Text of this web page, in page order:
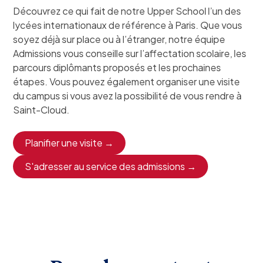
Découvrez ce qui fait de notre Upper School l’un des
lycées internationaux de référence à Paris. Que vous
soyez déjà sur place ou à l’étranger, notre équipe
Admissions vous conseille sur l’affectation scolaire, les
parcours diplômants proposés et les prochaines
étapes. Vous pouvez également organiser une visite
du campus si vous avez la possibilité de vous rendre à
Saint-Cloud.
Planifier une visite →
S'adresser au service des admissions →